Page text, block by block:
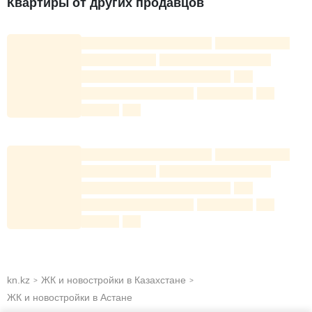
Детская площадка
Озеленение территории
ЖК Alatau Park оснащен современными
всему периметру жилого комплекса; домофоны с
системой Face-ID; ночное освещение двора.
kn.kz > ЖК и новостройки в Казахстане >
ЖК и новостройки в Астане